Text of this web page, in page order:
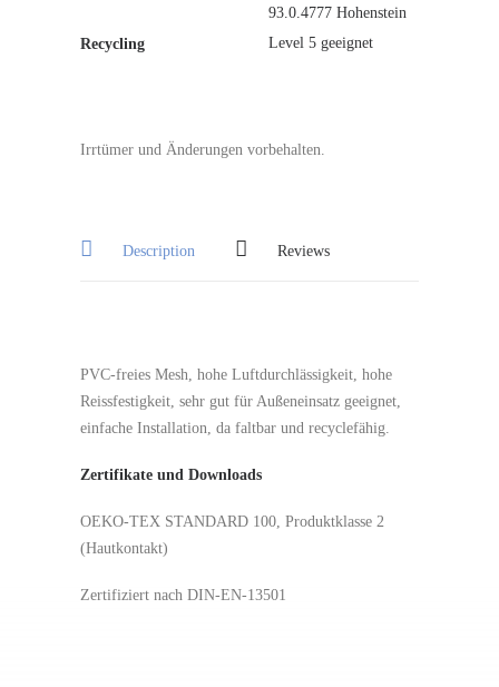
93.0.4777 Hohenstein
Recycling
Level 5 geeignet
Irrtümer und Änderungen vorbehalten.
Description Reviews
PVC-freies Mesh, hohe Luftdurchlässigkeit, hohe
Reissfestigkeit, sehr gut für Außeneinsatz geeignet,
einfache Installation, da faltbar und recyclefähig.
Zertifikate und Downloads
OEKO-TEX STANDARD 100, Produktklasse 2
(Hautkontakt)
Zertifiziert nach DIN-EN-13501